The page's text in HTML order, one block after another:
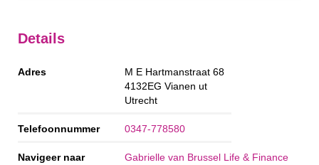
Details
Adres
M E Hartmanstraat 68
4132EG Vianen ut
Utrecht
Telefoonnummer 0347-778580
Navigeer naar
Gabrielle van Brussel Life & Finance